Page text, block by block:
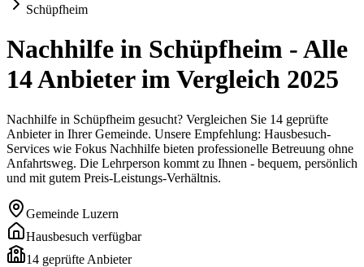
Schüpfheim
Nachhilfe in Schüpfheim - Alle
14Anbieter im Vergleich 2025
Nachhilfe in Schüpfheim gesucht? Vergleichen Sie 14 geprüfte
Anbieter in Ihrer Gemeinde. Unsere Empfehlung: Hausbesuch-
Services wie Fokus Nachhilfe bieten professionelle Betreuung ohne
Anfahrtsweg. Die Lehrperson kommt zu Ihnen - bequem, persönlich
und mit gutem Preis-Leistungs-Verhältnis.
Gemeinde Luzern
Hausbesuch verfügbar
14 geprüfte Anbieter